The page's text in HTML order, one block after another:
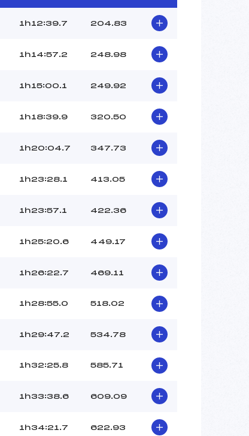
1h12:39.7 204.83
1h14:57.2 248.98
1h15:00.1 249.92
1h18:39.9 320.50
1h20:04.7 347.73
1h23:28.1 413.05
1h23:57.1 422.36
1h25:20.6 449.17
1h26:22.7 469.11
1h28:55.0 518.02
1h29:47.2 534.78
1h32:25.8 585.71
1h33:38.6 609.09
1h34:21.7 622.93